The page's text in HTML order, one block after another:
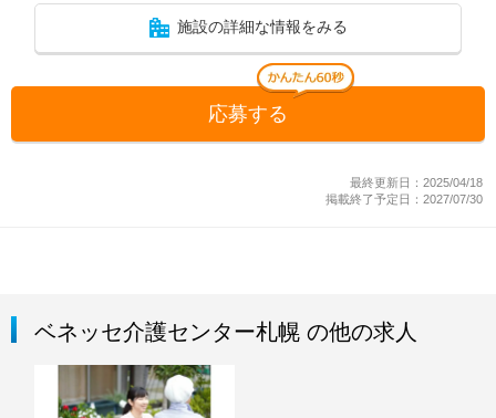
施設の詳細な情報をみる
応募する
最終更新日：2025/04/18
掲載終了予定日：2027/07/30
ベネッセ介護センター札幌 の他の求人